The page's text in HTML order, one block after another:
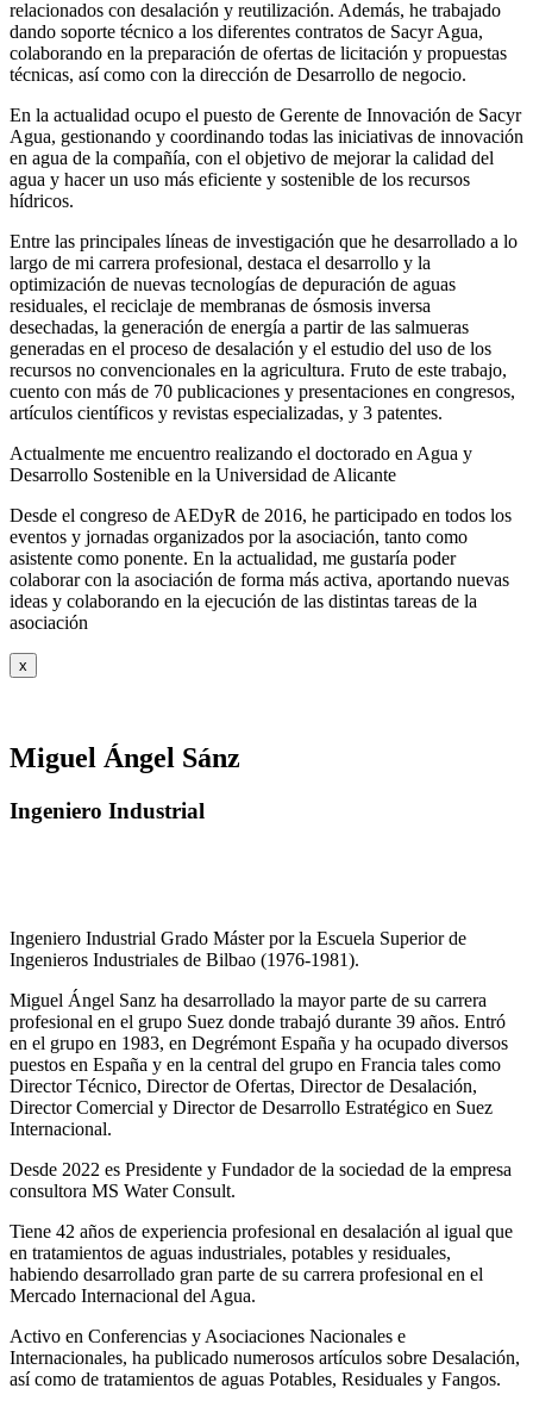
relacionados con desalación y reutilización. Además, he trabajado
dando soporte técnico a los diferentes contratos de Sacyr Agua,
colaborando en la preparación de ofertas de licitación y propuestas
técnicas, así como con la dirección de Desarrollo de negocio.
En la actualidad ocupo el puesto de Gerente de Innovación de Sacyr
Agua, gestionando y coordinando todas las iniciativas de innovación
en agua de la compañía, con el objetivo de mejorar la calidad del
agua y hacer un uso más eficiente y sostenible de los recursos
hídricos.
Entre las principales líneas de investigación que he desarrollado a lo
largo de mi carrera profesional, destaca el desarrollo y la
optimización de nuevas tecnologías de depuración de aguas
residuales, el reciclaje de membranas de ósmosis inversa
desechadas, la generación de energía a partir de las salmueras
generadas en el proceso de desalación y el estudio del uso de los
recursos no convencionales en la agricultura. Fruto de este trabajo,
cuento con más de 70 publicaciones y presentaciones en congresos,
artículos científicos y revistas especializadas, y 3 patentes.
Actualmente me encuentro realizando el doctorado en Agua y
Desarrollo Sostenible en la Universidad de Alicante
Desde el congreso de AEDyR de 2016, he participado en todos los
eventos y jornadas organizados por la asociación, tanto como
asistente como ponente. En la actualidad, me gustaría poder
colaborar con la asociación de forma más activa, aportando nuevas
ideas y colaborando en la ejecución de las distintas tareas de la
asociación
x
Miguel Ángel Sánz
Ingeniero Industrial
Ingeniero Industrial Grado Máster por la Escuela Superior de
Ingenieros Industriales de Bilbao (1976-1981).
Miguel Ángel Sanz ha desarrollado la mayor parte de su carrera
profesional en el grupo Suez donde trabajó durante 39 años. Entró
en el grupo en 1983, en Degrémont España y ha ocupado diversos
puestos en España y en la central del grupo en Francia tales como
Director Técnico, Director de Ofertas, Director de Desalación,
Director Comercial y Director de Desarrollo Estratégico en Suez
Internacional.
Desde 2022 es Presidente y Fundador de la sociedad de la empresa
consultora MS Water Consult.
Tiene 42 años de experiencia profesional en desalación al igual que
en tratamientos de aguas industriales, potables y residuales,
habiendo desarrollado gran parte de su carrera profesional en el
Mercado Internacional del Agua.
Activo en Conferencias y Asociaciones Nacionales e
Internacionales, ha publicado numerosos artículos sobre Desalación,
así como de tratamientos de aguas Potables, Residuales y Fangos.